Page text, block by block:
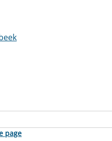
page